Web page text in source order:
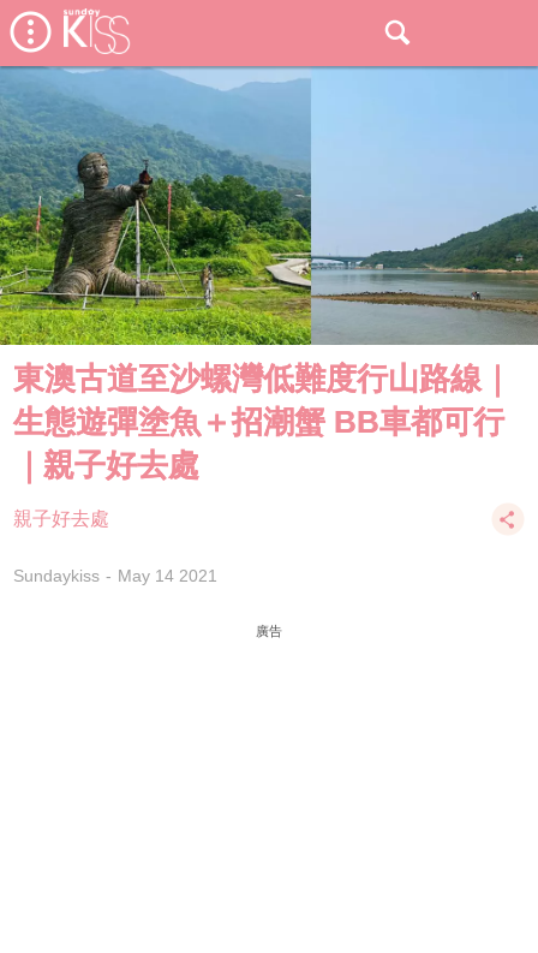
東澳古道至沙螺灣低難度行山路線｜
生態遊彈塗魚＋招潮蟹 BB車都可行
｜親子好去處
親子好去處
Sundaykiss May 14 2021
廣告